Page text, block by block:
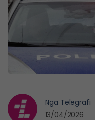
Nga Telegrafi
13/04/2026